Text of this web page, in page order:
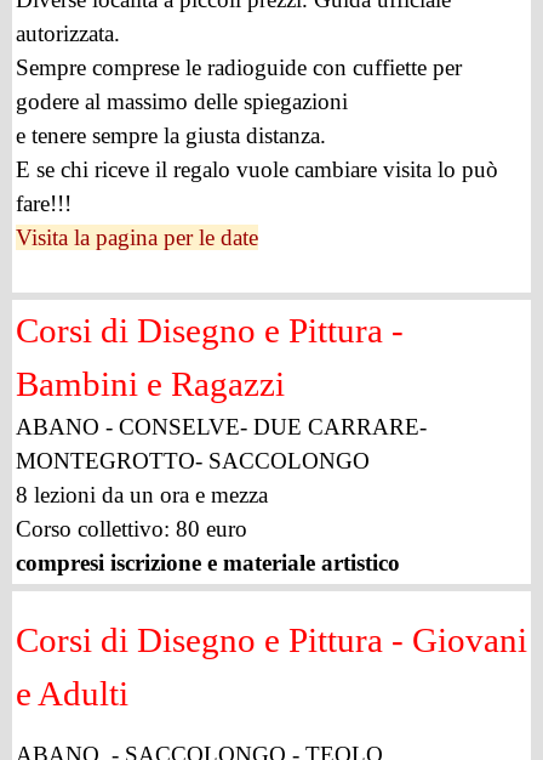
autorizzata.
Sempre comprese le radioguide con cuffiette per
godere al massimo delle spiegazioni
e tenere sempre la giusta distanza.
E se chi riceve il regalo vuole cambiare visita lo può
fare!!!
Visita la pagina per le date
Corsi di Disegno e Pittura -
Bambini e Ragazzi
ABANO - CONSELVE- DUE CARRARE-
MONTEGROTTO- SACCOLONGO
8 lezioni da un ora e mezza
Corso collettivo: 80 euro
compresi iscrizione e materiale artistico
Corsi di Disegno e Pittura - Giovani
e Adulti
ABANO - SACCOLONGO - TEOLO